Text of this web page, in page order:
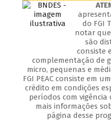
do FGI
notar que
são
consiste
complementação de
micro, pequenas e
FGI PEAC consiste em
crédito em condições
períodos com
mais informações
página desse